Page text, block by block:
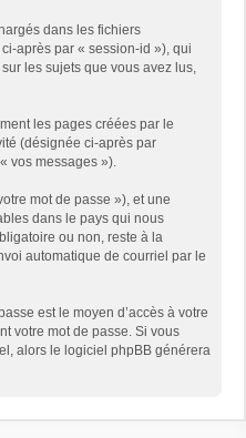
dans les fichiers
après par « session-id »), qui
les sujets que vous avez lus,
les pages créées par le
(désignée ci-après par
vos messages »).
mot de passe »), et une
dans le pays qui nous
ou non, reste à la
automatique de courriel par le
est le moyen d’accès à votre
votre mot de passe. Si vous
alors le logiciel phpBB générera